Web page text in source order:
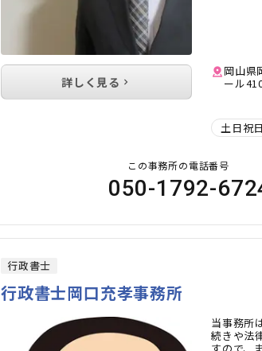
岡山県
ール
土日祝
詳しく見る
この事務所の電話番号
050-1792-
行政書士
行政書士岡口充孝事務所
当事務所
続きや法